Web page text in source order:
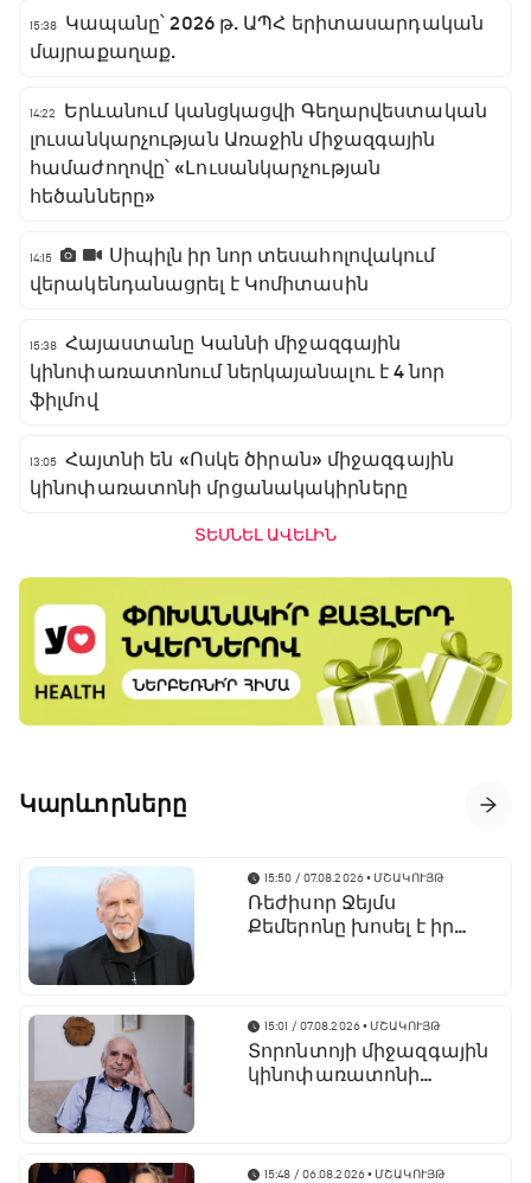
15:38
Կապանը՝ 2026 թ. ԱՊՀ երիտասարդական
մայրաքաղաք.
14:22
Երևանում կանցկացվի Գեղարվեստական
լուսանկարչության Առաջին միջազգային
համաժողովը՝ «Լուսանկարչության
հեծանները»
14:15
Սիպիլն իր նոր տեսահոլովակում
վերակենդանացրել է Կոմիտասին
15:38 Հայաստանը Կաննի միջազգային
կինոփառատոնում ներկայանալու է 4 նոր
ֆիլմով
13:05 Հայտնի են «Ոսկե ծիրան» միջազգային
կինոփառատոնի մրցանակակիրները
ՏԵՍՆԵԼ ԱՎԵԼԻՆ
Կարևորները
15:50 / 07.08.2026• ՄՇԱԿՈՒՅԹ
Ռեժիսոր Ջեյմս
Քեմերոնը խոսել է իր
15:01 / 07.08.2026• ՄՇԱԿՈՒՅԹ
Տորոնտոյի միջազգային
կինոփառատոնի
15:48 / 06.08.2026• ՄՇԱԿՈՒՅԹ